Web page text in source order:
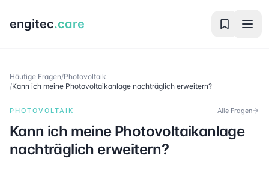
engitec.care
Häufige Fragen/Photovoltaik
/Kann ich meine Photovoltaikanlage nachträglich erweitern?
PHOTOVOLTAIK Alle Fragen
Kann ich meine Photovoltaikanlage
nachträglich erweitern?